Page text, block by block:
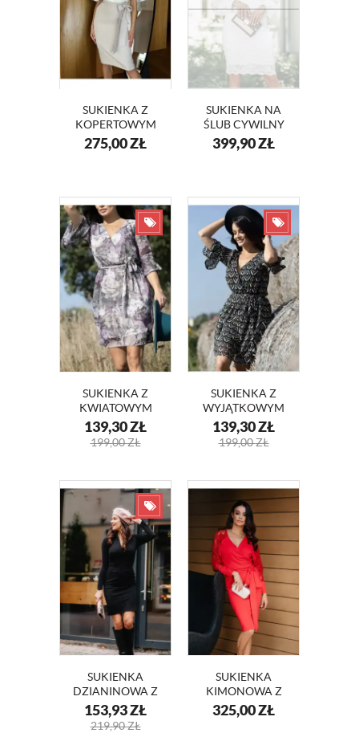
SUKIENKA Z
KOPERTOWYM
DEKOLTEM I
SZEROKIMI
275,00ZŁ
SUKIENKA NA
ŚLUB CYWILNY
KORONKOWA
SELENA KM353-3
399,90ZŁ
SUKIENKA Z
KWIATOWYM
WZOREM TINA
KM345-1
139,30ZŁ
199,00ZŁ
SUKIENKA Z
WYJĄTKOWYM
PRINTEM TINA
KM345
139,30ZŁ
199,00ZŁ
SUKIENKA
DZIANINOWA Z
DEKOLTEM KM08
153,93ZŁ
219,90ZŁ
SUKIENKA
KIMONOWA Z
KORONKOWYMI
RĘKAWAMI
325,00ZŁ